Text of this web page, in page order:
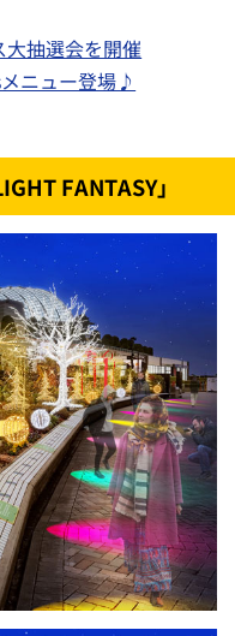
抽選会を開催
ニュー登場♪
FANTASY」